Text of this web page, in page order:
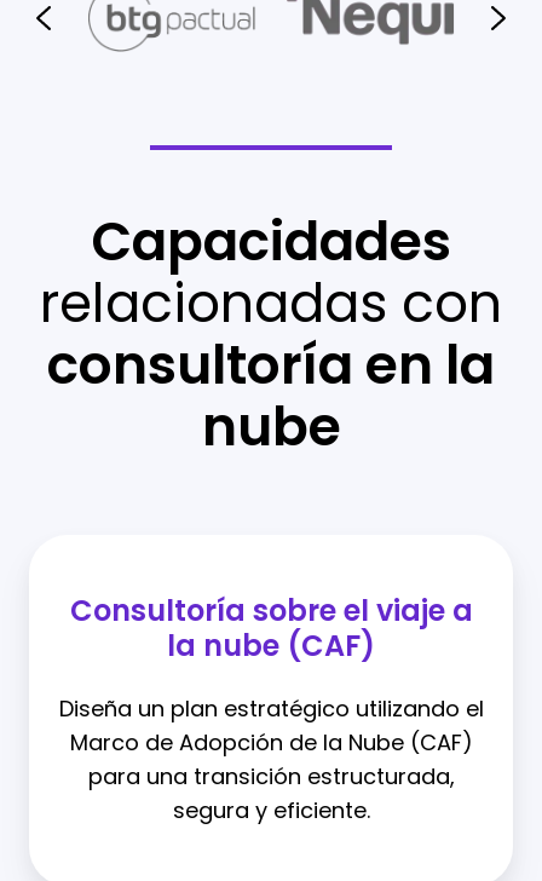
Capacidades
relacionadas con
consultoría en la
nube
Consultoría sobre el viaje a
la nube (CAF)
Diseña un plan estratégico utilizando el
Marco de Adopción de la Nube (CAF)
para una transición estructurada,
segura y eficiente.